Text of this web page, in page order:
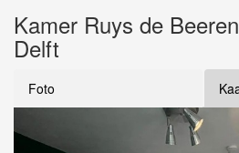
Kamer Ruys de
Delft
Foto